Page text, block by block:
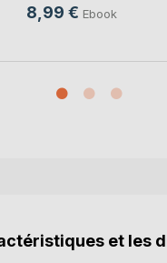
8,99 € Ebook
et les